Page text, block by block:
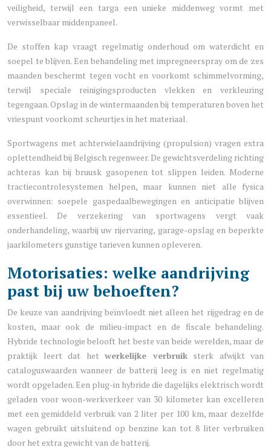
veiligheid, terwijl een targa een unieke middenweg vormt met
verwisselbaar middenpaneel.
De stoffen kap vraagt regelmatig onderhoud om waterdicht en
soepel te blijven. Een behandeling met impregneerspray om de zes
maanden beschermt tegen vocht en voorkomt schimmelvorming,
terwijl speciale reinigingsproducten vlekken en verkleuring
tegengaan. Opslag in de wintermaanden bij temperaturen boven het
vriespunt voorkomt scheurtjes in het materiaal.
Sportwagens met achterwielaandrijving (propulsion) vragen extra
oplettendheid bij Belgisch regenweer. De gewichtsverdeling richting
achteras kan bij bruusk gasopenen tot slippen leiden. Moderne
tractiecontrolesystemen helpen, maar kunnen niet alle fysica
overwinnen: soepele gaspedaalbewegingen en anticipatie blijven
essentieel. De verzekering van sportwagens vergt vaak
onderhandeling, waarbij uw rijervaring, garage-opslag en beperkte
jaarkilometers gunstige tarieven kunnen opleveren.
Motorisaties: welke aandrijving
past bij uw behoeften?
De keuze van aandrijving beïnvloedt niet alleen het rijgedrag en de
kosten, maar ook de milieu-impact en de fiscale behandeling.
Hybride technologie belooft het beste van beide werelden, maar de
praktijk leert dat het werkelijke verbruiksterk afwijkt van
cataloguswaarden wanneer de batterij leeg is en niet regelmatig
wordt opgeladen. Een plug-in hybride die dagelijks elektrisch wordt
geladen voor woon-werkverkeer van 30 kilometer kan excelleren
met een gemiddeld verbruik van 2 liter per 100 km, maar dezelfde
wagen gebruikt uitsluitend op benzine kan tot 8 liter verbruiken
door het extra gewicht van de batterij.